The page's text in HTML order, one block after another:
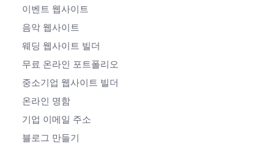
이벤트 웹사이트
음악 웹사이트
웨딩 웹사이트 빌더
무료 온라인 포트폴리오
중소기업 웹사이트 빌더
온라인 명함
기업 이메일 주소
블로그 만들기